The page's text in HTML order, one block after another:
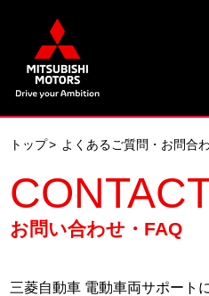
トップ> よくあるご質問・お問合
お問い合わせ・FAQ
三菱自動車 電動車両サポート